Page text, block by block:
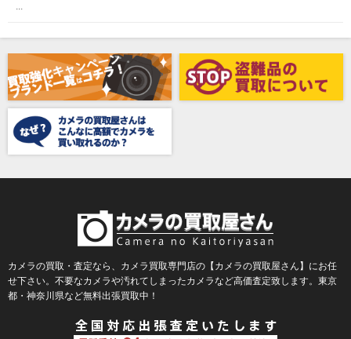
Awagami Factory（アワガミファクトリー）
Belkin（ベルキン）
Bencini（ベンチーニ）
BENRO（ベンロ）
BERGEON（ベルジョン）
Blackmagic Design（ブラックマジックデザイン）
BLACKRAPID （ブラックラピッド）
BLaKPIXEL（ブラックピクセル）
Bokkeh（ボケ）
Bolsey（ボルシー）
...
カメラの買取・査定なら、カメラ買取専門店の【カメラの買取屋さん】にお任
せ下さい。不要なカメラや汚れてしまったカメラなど高価査定致します。東京
都・神奈川県など無料出張買取中！